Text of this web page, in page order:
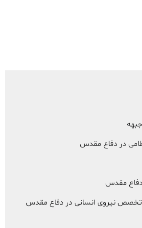
در دفاع مقدس
دفاع مقدس
تخصص نیروی انسانی در دفاع مقدس